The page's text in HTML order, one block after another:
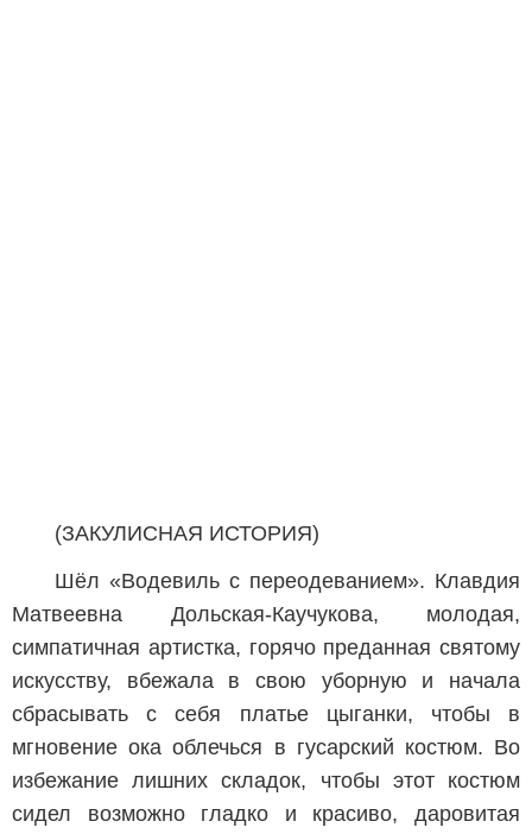
(ЗАКУЛИСНАЯ ИСТОРИЯ)
Шёл «Водевиль с переодеванием». Клавдия
Матвеевна Дольская-Каучукова, молодая,
симпатичная артистка, горячо преданная святому
искусству, вбежала в свою уборную и начала
сбрасывать с себя платье цыганки, чтобы в
мгновение ока облечься в гусарский костюм. Во
избежание лишних складок, чтобы этот костюм
сидел возможно гладко и красиво, даровитая